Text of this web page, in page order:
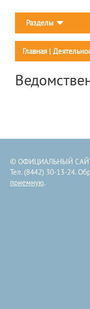
Разделы
Главная |
© ОФИЦИАЛЬНЫЙ
Тел. (8442) 30-13-24.
приемную.